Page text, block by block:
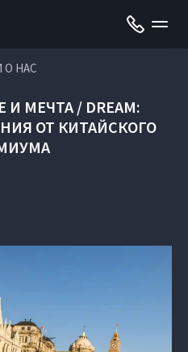
О НАС
И МЕЧТА / DREAM:
ОТ КИТАЙСКОГО